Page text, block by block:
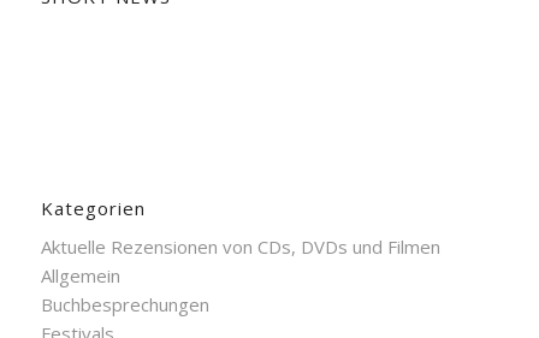
Kategorien
Aktuelle Rezensionen von CDs, DVDs und Filmen
Allgemein
Buchbesprechungen
Festivals